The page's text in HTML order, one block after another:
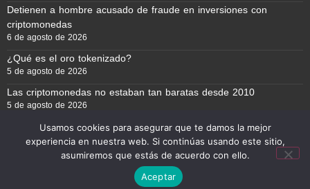
Detienen a hombre acusado de fraude en inversiones con
criptomonedas
6 de agosto de 2026
¿Qué es el oro tokenizado?
5 de agosto de 2026
Las criptomonedas no estaban tan baratas desde 2010
5 de agosto de 2026
Reporte BTC © Copyright 2026, Todos los derechos reservados
Usamos cookies para asegurar que te damos la mejor
experiencia en nuestra web. Si continúas usando este sitio,
asumiremos que estás de acuerdo con ello.
Aceptar